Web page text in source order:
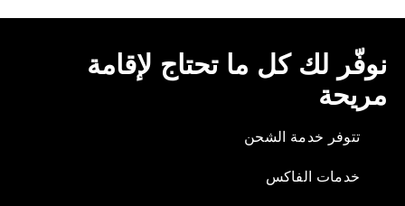
نوفّر لك كل ما تحتاج لإقامة
مريحة
تتوفر خدمة الشحن
خدمات الفاكس